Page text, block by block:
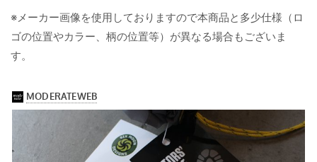
※メーカー画像を使用しておりますので本商品と多少仕様（ロ
ゴの位置やカラー、柄の位置等）が異なる場合もございま
す。